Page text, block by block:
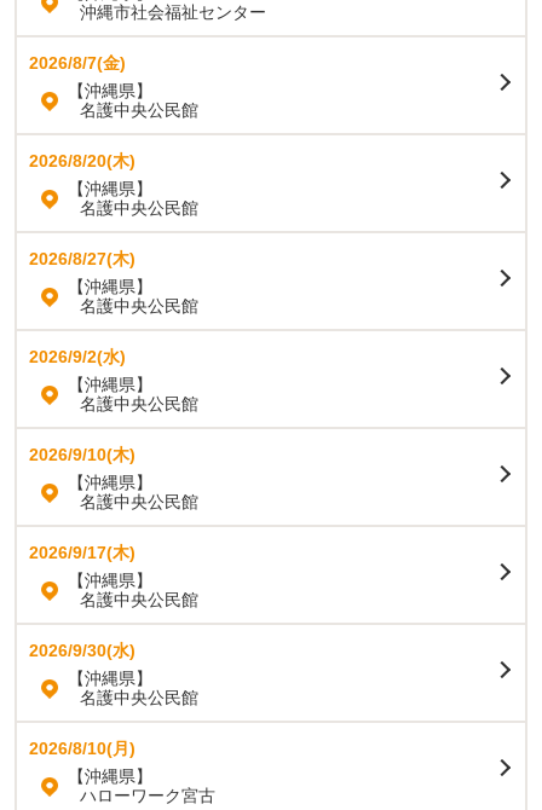
沖縄市社会福祉センター
2026/8/7(金)
【沖縄県】
名護中央公民館
2026/8/20(木)
【沖縄県】
名護中央公民館
2026/8/27(木)
【沖縄県】
名護中央公民館
2026/9/2(水)
【沖縄県】
名護中央公民館
2026/9/10(木)
【沖縄県】
名護中央公民館
2026/9/17(木)
【沖縄県】
名護中央公民館
2026/9/30(水)
【沖縄県】
名護中央公民館
2026/8/10(月)
【沖縄県】
ハローワーク宮古